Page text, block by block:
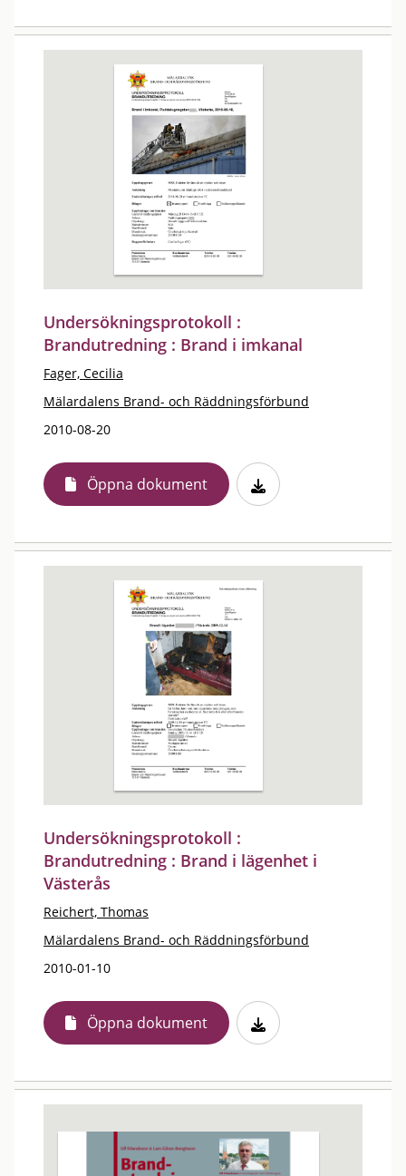
Undersökningsprotokoll :
Brandutredning : Brand i imkanal
Fager, Cecilia
Mälardalens Brand- och Räddningsförbund
2010-08-20
Öppna dokument
Undersökningsprotokoll :
Brandutredning : Brand i lägenhet i
Västerås
Reichert, Thomas
Mälardalens Brand- och Räddningsförbund
2010-01-10
Öppna dokument